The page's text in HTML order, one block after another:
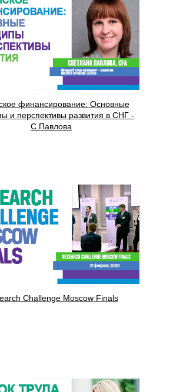
финансирование: Основные
и перспективы развития в СНГ -
С.Павлова
Challenge Moscow Finals